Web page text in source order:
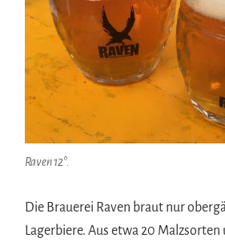
Raven 12°.
Die Brauerei Raven braut nur
Lagerbiere. Aus etwa 20 Malzsorten